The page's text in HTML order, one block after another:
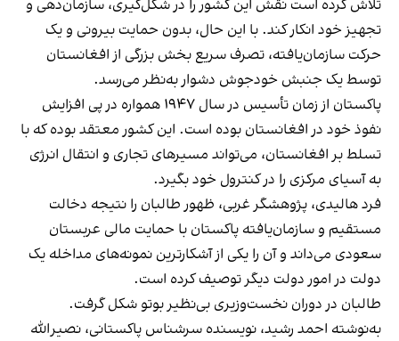
تلاش کرده است نقش این کشور را در شکل‌گیری، سازمان‌دهی و
تجهیز خود انکار کند. با این حال، بدون حمایت بیرونی و یک
حرکت سازمان‌یافته، تصرف سریع بخش بزرگی از افغانستان
توسط یک جنبش خودجوش دشوار به‌نظر می‌رسد.
پاکستان از زمان تأسیس در سال ۱۹۴۷ همواره در پی افزایش
نفوذ خود در افغانستان بوده است. این کشور معتقد بوده که با
تسلط بر افغانستان، می‌تواند مسیرهای تجاری و انتقال انرژی
به آسیای مرکزی را در کنترول خود بگیرد.
فرد هالیدی، پژوهشگر غربی، ظهور طالبان را نتیجه دخالت
مستقیم و سازمان‌یافته پاکستان با حمایت مالی عربستان
سعودی می‌داند و آن را یکی از آشکارترین نمونه‌های مداخله یک
دولت در امور دولت دیگر توصیف کرده است.
طالبان در دوران نخست‌وزیری بی‌نظیر بوتو شکل گرفت.
به‌نوشته احمد رشید، نویسنده سرشناس پاکستانی، نصیرالله